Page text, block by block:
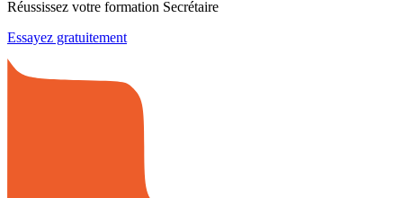
Réussissez votre formation Secrétaire
Essayez gratuitement